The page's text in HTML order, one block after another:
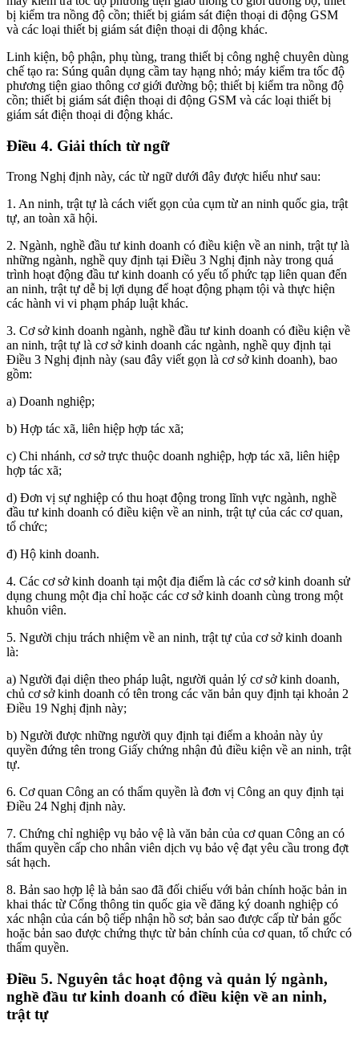
bị kiểm tra nồng độ cồn; thiết bị giám sát điện thoại di động GSM
và các loại thiết bị giám sát điện thoại di động khác.
Linh kiện, bộ phận, phụ tùng, trang thiết bị công nghệ chuyên dùng
chế tạo ra: Súng quân dụng cầm tay hạng nhỏ; máy kiểm tra tốc độ
phương tiện giao thông cơ giới đường bộ; thiết bị kiểm tra nồng độ
cồn; thiết bị giám sát điện thoại di động GSM và các loại thiết bị
giám sát điện thoại di động khác.
Điều 4. Giải thích từ ngữ
Trong Nghị định này, các từ ngữ dưới đây được hiểu như sau:
1. An ninh, trật tự là cách viết gọn của cụm từ an ninh quốc gia, trật
tự, an toàn xã hội.
2. Ngành, nghề đầu tư kinh doanh có điều kiện về an ninh, trật tự là
những ngành, nghề quy định tại Điều 3 Nghị định này trong quá
trình hoạt động đầu tư kinh doanh có yếu tố phức tạp liên quan đến
an ninh, trật tự dễ bị lợi dụng để hoạt động phạm tội và thực hiện
các hành vi vi phạm pháp luật khác.
3. Cơ sở kinh doanh ngành, nghề đầu tư kinh doanh có điều kiện về
an ninh, trật tự là cơ sở kinh doanh các ngành, nghề quy định tại
Điều 3 Nghị định này (sau đây viết gọn là cơ sở kinh doanh), bao
gồm:
a) Doanh nghiệp;
b) Hợp tác xã, liên hiệp hợp tác xã;
c) Chi nhánh, cơ sở trực thuộc doanh nghiệp, hợp tác xã, liên hiệp
hợp tác xã;
d) Đơn vị sự nghiệp có thu hoạt động trong lĩnh vực ngành, nghề
đầu tư kinh doanh có điều kiện về an ninh, trật tự của các cơ quan,
tổ chức;
đ) Hộ kinh doanh.
4. Các cơ sở kinh doanh tại một địa điểm là các cơ sở kinh doanh sử
dụng chung một địa chỉ hoặc các cơ sở kinh doanh cùng trong một
khuôn viên.
5. Người chịu trách nhiệm về an ninh, trật tự của cơ sở kinh doanh
là:
a) Người đại diện theo pháp luật, người quản lý cơ sở kinh doanh,
chủ cơ sở kinh doanh có tên trong các văn bản quy định tại khoản 2
Điều 19 Nghị định này;
b) Người được những người quy định tại điểm a khoản này ủy
quyền đứng tên trong Giấy chứng nhận đủ điều kiện về an ninh, trật
tự.
6. Cơ quan Công an có thẩm quyền là đơn vị Công an quy định tại
Điều 24 Nghị định này.
7. Chứng chỉ nghiệp vụ bảo vệ là văn bản của cơ quan Công an có
thẩm quyền cấp cho nhân viên dịch vụ bảo vệ đạt yêu cầu trong đợt
sát hạch.
8. Bản sao hợp lệ là bản sao đã đối chiếu với bản chính hoặc bản in
khai thác từ Cổng thông tin quốc gia về đăng ký doanh nghiệp có
xác nhận của cán bộ tiếp nhận hồ sơ; bản sao được cấp từ bản gốc
hoặc bản sao được chứng thực từ bản chính của cơ quan, tổ chức có
thẩm quyền.
Điều 5. Nguyên tắc hoạt động và quản lý ngành,
nghề đầu tư kinh doanh có điều kiện về an ninh,
trật tự